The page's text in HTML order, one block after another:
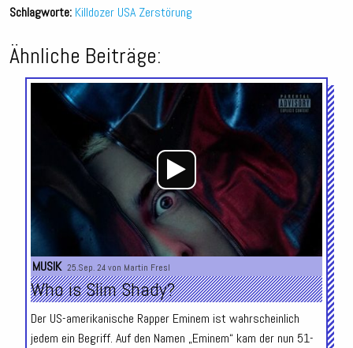
Schlagworte: Killdozer USA Zerstörung
Ähnliche Beiträge:
Audio-
Player
MUSIK 25.Sep. 24 von Martin Fresl
Who is Slim Shady?
Der US-amerikanische Rapper Eminem ist wahrscheinlich
jedem ein Begriff. Auf den Namen „Eminem“ kam der nun 51-